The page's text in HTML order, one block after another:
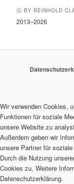
Ⓒ BY REINHOLD
2013–2026
Wir verwenden Cookies,
Funktionen für soziale
unsere Website zu
Außerdem geben wir
unsere Partner für
Durch die Nutzung
Cookies zu. Weitere
Datenschutzerklärung.